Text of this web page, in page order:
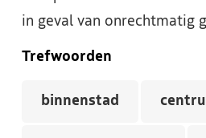
in geval van onrechtmatig
Trefwoorden
binnenstad